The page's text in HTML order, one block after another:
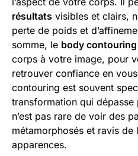
résultats visibles et clairs,
perte de poids et
somme, le body contouring
corps à votre image, pour
retrouver confiance en
contouring est souvent
transformation qui dépasse
n’est pas rare de voir des
métamorphosés et ravis de
apparences.